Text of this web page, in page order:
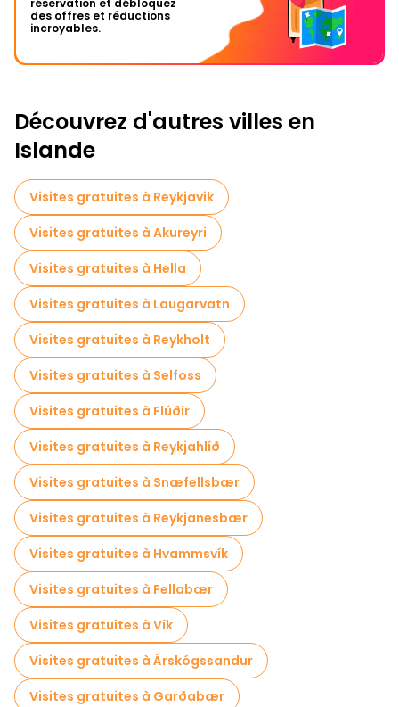
réservation et débloquez
des offres et réductions
incroyables.
Découvrez d'autres villes en
Islande
Visites gratuites à Reykjavik
Visites gratuites à Akureyri
Visites gratuites à Hella
Visites gratuites à Laugarvatn
Visites gratuites à Reykholt
Visites gratuites à Selfoss
Visites gratuites à Flúðir
Visites gratuites à Reykjahlíð
Visites gratuites à Snæfellsbær
Visites gratuites à Reykjanesbær
Visites gratuites à Hvammsvík
Visites gratuites à Fellabær
Visites gratuites à Vík
Visites gratuites à Árskógssandur
Visites gratuites à Garðabær